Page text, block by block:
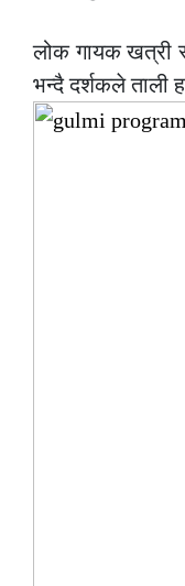
लोक गायक खत्री
भन्दै दर्शकले ताली